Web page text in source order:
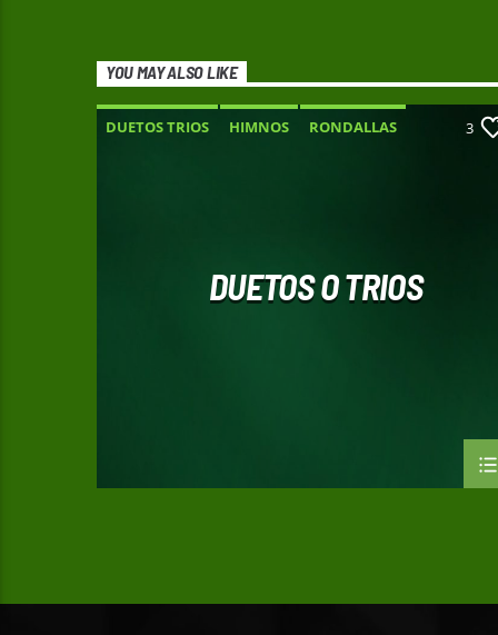
YOU MAY ALSO LIKE
DUETOS TRIOS HIMNOS
RONDALLAS
3
DUETOS O TRIOS